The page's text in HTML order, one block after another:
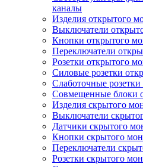
каналы
Изделия открытого
Выключатели
Кнопки открытого
Переключатели
Розетки открытого
Силовые розетки
Слаботочные
Совмещенные блоки
Изделия скрытого
Выключатели
Датчики скрытого
Кнопки скрытого
Переключатели
Розетки скрытого